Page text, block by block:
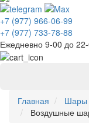
+7 (977) 966-06-99
+7 (977) 733-78-88
Ежедневно 9-00 до
Главная Шары
Воздушные